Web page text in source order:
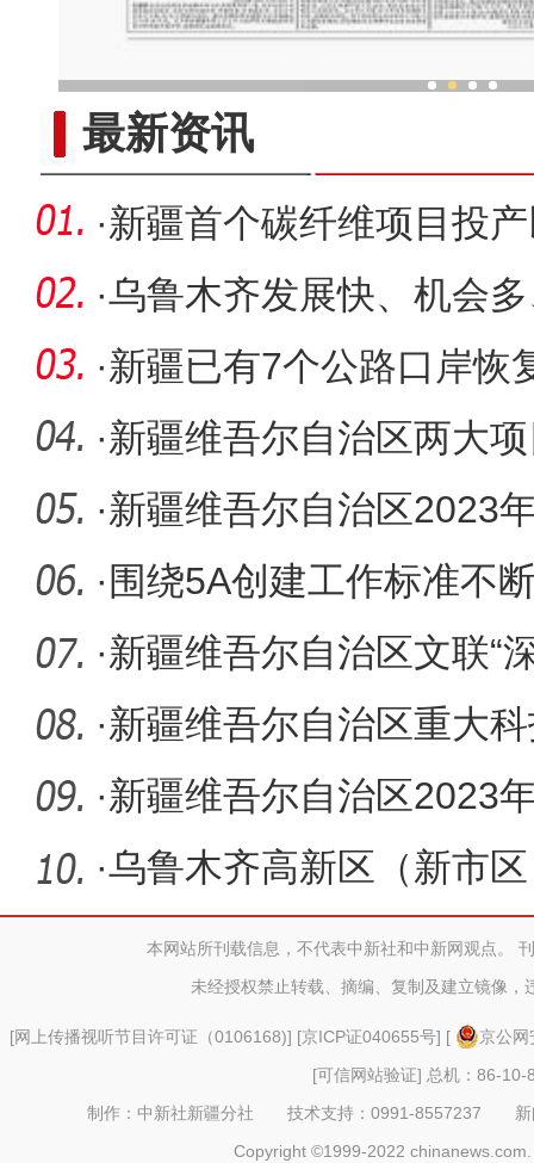
最新资讯
·新疆首个碳纤维项目投
·乌鲁木齐发展快、机会
·新疆已有7个公路口岸恢
·新疆维吾尔自治区两大
·新疆维吾尔自治区2023
苏启动
· 围绕5A创建工作标准不
天山托
·新疆维吾尔自治区文联“
民”采风
·新疆维吾尔自治区重大
任务专项
·新疆维吾尔自治区2023
苏市启
·乌鲁木齐高新区（新市
本网站所刊载信息，不代表中新社和中新网观点。
未经授权禁止转载、摘编、复制及建立镜像，
[网上传播视听节目许可证（0106168)] [京ICP证040655号] [
京公
[可信网站验证] 总机：86-10-
制作：中新社新疆分社 技术支持：0991-8557237
Copyright ©1999-2022